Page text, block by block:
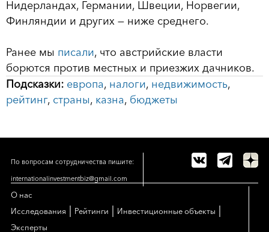
Нидерландах, Германии, Швеции, Норвегии,
Финляндии и других — ниже среднего.
Ранее мы писали, что австрийские власти
борются против местных и приезжих дачников.
Подсказки: европа, налоги, недвижимость,
рейтинг, страны, казна, бюджеты
По вопросам сотрудничества пишите:
internationalinvestmentbiz@gmail.com
О нас
Исследования | Рейтинги | Инвестиционные объекты |
Эксперты